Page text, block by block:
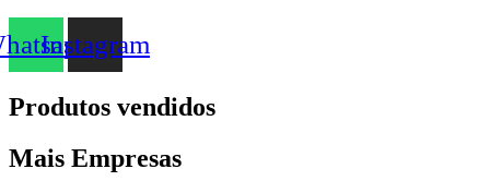
Instagram
Produtos vendidos
Mais Empresas